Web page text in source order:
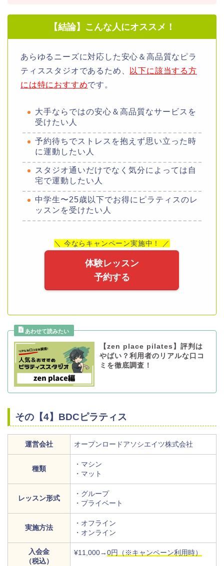
【結論】こんな人にオススメ！
あらゆるニーズに対応した安心＆高品質なピラ
ティススタジオであるため、
以下に該当する方
には特におすすめです。
大手ならではの安心＆高品質なサービスを
受けたい人
予約待ちでストレスを抱えず思い立った時
に運動したい人
スタジオ通いだけでなく気分によっては自
宅で運動したい人
中学生〜25歳以下でお得にピラティスのレ
ッスンを受けたい人
＼ 今ならキャンペーン実施中！ ／
体験レッスン
予約する
【zen place pilates】評判は
やばい？利用者のリアルな口コ
ミを徹底調査！
その【4】BDCピラティス
運営会社 オープンロードアソシエイツ株式会社
種類
・マシン
・マット
レッスン形式
・グループ
・プライベート
実施方法
・オフライン
・オンライン
入会金
（税込）
¥11,000→0円（※キャンペーン利用時）